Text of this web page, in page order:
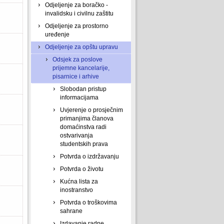
Odjeljenje za boračko -
invalidsku i civilnu zaštitu
Odjeljenje za prostorno
uređenje
Odjeljenje za opštu upravu
Odsjek za poslove
prijemne kancelarije,
pisarnice i arhive
Slobodan pristup
informacijama
Uvjerenje o prosječnim
primanjima članova
domaćinstva radi
ostvarivanja
studentskih prava
Potvrda o izdržavanju
Potvrda o životu
Kućna lista za
inostranstvo
Potvrda o troškovima
sahrane